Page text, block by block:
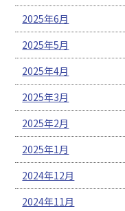
2025年6月
2025年5月
2025年4月
2025年3月
2025年2月
2025年1月
2024年12月
2024年11月